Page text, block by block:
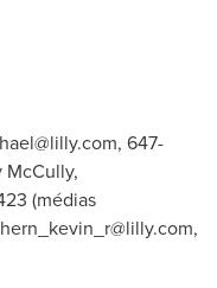
, 647-
McCully,
(médias
hern_kevin_r@lilly.com,